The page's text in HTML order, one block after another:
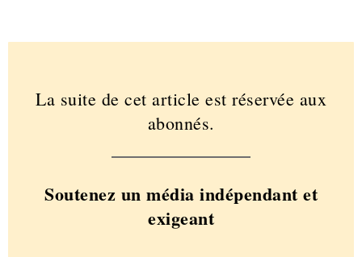
La suite de cet article est réservée aux
abonnés.
Soutenez un média indépendant et
exigeant